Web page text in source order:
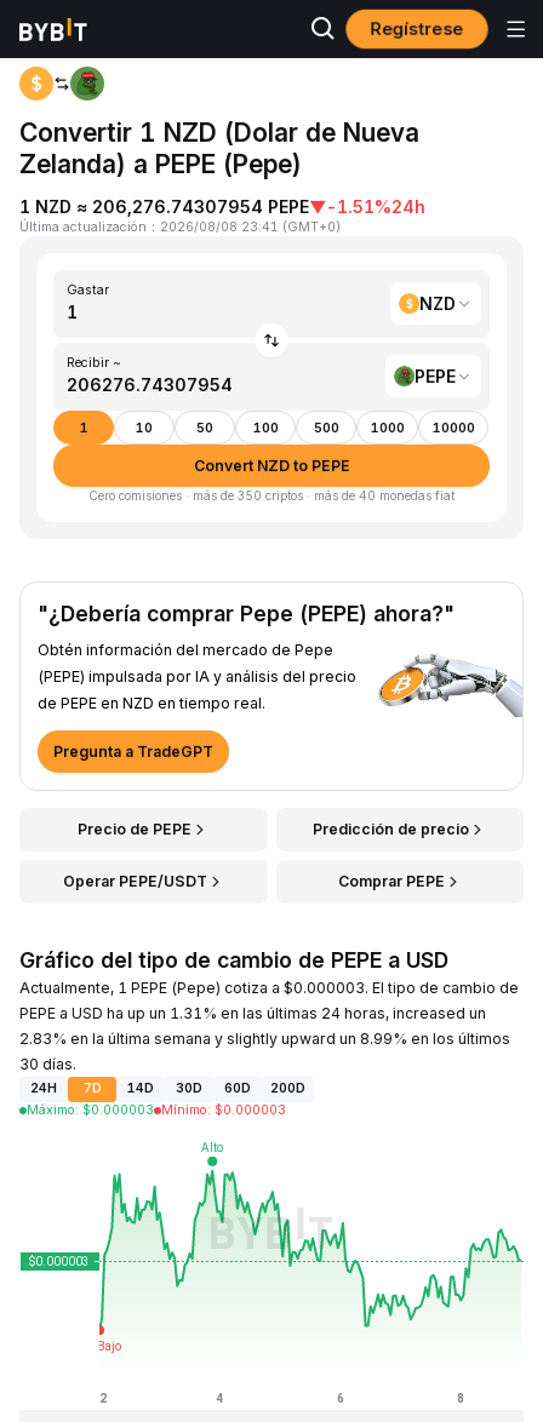
Regístrese
Inicio NZD to PEPE
Convertir 1 NZD (Dolar de Nueva
Zelanda) a PEPE (Pepe)
1 NZD ≈ 206,276.74307954 PEPE▼-1.51%24h
Última actualización ： 2026/08/08 23:41 (GMT+0)
Gastar
NZD
Recibir ~
PEPE
1 10 50 100 500 1000 10000
Convert NZD to PEPE
Cero comisiones · más de 350 criptos · más de 40 monedas fiat
"¿Debería comprar Pepe (PEPE) ahora?"
Obtén información del mercado de Pepe
(PEPE) impulsada por IA y análisis del precio
de PEPE en NZD en tiempo real.
Pregunta a TradeGPT
Precio de PEPE Predicción de precio
Operar PEPE/USDT Comprar PEPE
Gráfico del tipo de cambio de PEPE a USD
Actualmente, 1 PEPE (Pepe) cotiza a $0.000003. El tipo de cambio de
PEPE a USD ha up un 1.31% en las últimas 24 horas, increased un
2.83% en la última semana y slightly upward un 8.99% en los últimos
30 días.
24H 7D 14D 30D 60D
200D
Máximo: $0.000003 Mínimo: $0.000003
Última actualización: 2026-08-08, 23:41 GMT+0
$0.000028 $0.000000